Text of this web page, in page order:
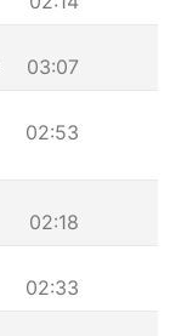
03:07
02:53
02:18
02:33